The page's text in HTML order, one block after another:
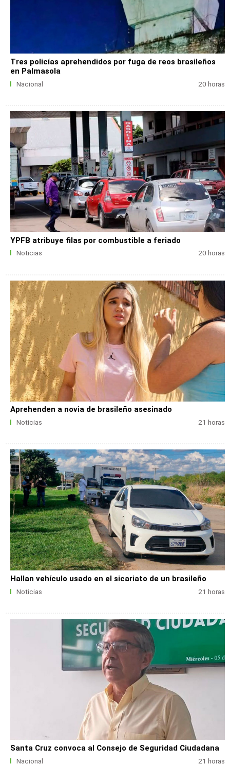
Tres policías aprehendidos por fuga de reos brasileños
en Palmasola
Nacional 20 horas
YPFB atribuye filas por combustible a feriado
Noticias 20 horas
Aprehenden a novia de brasileño asesinado
Noticias 21 horas
Hallan vehículo usado en el sicariato de un brasileño
Noticias 21 horas
Santa Cruz convoca al Consejo de Seguridad Ciudadana
Nacional 21 horas